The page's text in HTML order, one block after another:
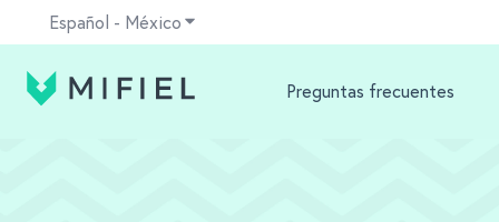
Español - México Traducciones de Mostrar submenú para
Preguntas frecuentes